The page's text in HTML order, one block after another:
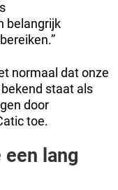
belangrijk
normaal dat onze
staat als
door
toe.
lang